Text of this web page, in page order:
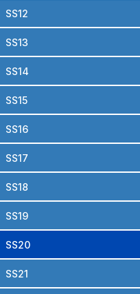
SS12
SS13
SS14
SS15
SS16
SS17
SS18
SS19
SS20
SS21